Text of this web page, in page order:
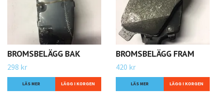
BROMSBELÄGG BAK
298 kr
LÄS MER
BROMSBELÄGG FRAM
420 kr
LÄS MER